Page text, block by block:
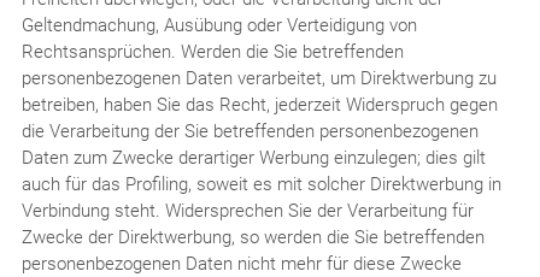
Geltendmachung, Ausübung oder Verteidigung von
Rechtsansprüchen. Werden die Sie betreffenden
personenbezogenen Daten verarbeitet, um Direktwerbung zu
betreiben, haben Sie das Recht, jederzeit Widerspruch gegen
die Verarbeitung der Sie betreffenden personenbezogenen
Daten zum Zwecke derartiger Werbung einzulegen; dies gilt
auch für das Profiling, soweit es mit solcher Direktwerbung in
Verbindung steht. Widersprechen Sie der Verarbeitung für
Zwecke der Direktwerbung, so werden die Sie betreffenden
personenbezogenen Daten nicht mehr für diese Zwecke